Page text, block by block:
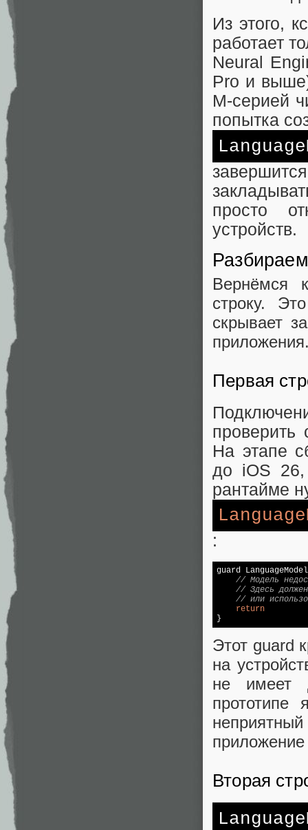
Из этого,
работает
Neural
Pro и
M-серией
попытка
просто
устройств.
Вернёмся
строку.
скрывает
Первая
проверить
На этапе
до iOS 26,
рантайме
:
guard
// Модель
// Здесь
// или
return
Этот guard
на
не имеет
Вторая